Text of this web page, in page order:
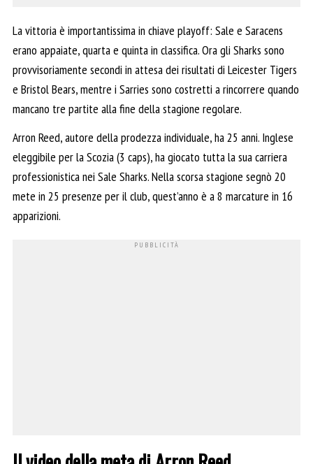
La vittoria è importantissima in chiave playoff: Sale e Saracens
erano appaiate, quarta e quinta in classifica. Ora gli Sharks sono
provvisoriamente secondi in attesa dei risultati di Leicester Tigers
e Bristol Bears, mentre i Sarries sono costretti a rincorrere quando
mancano tre partite alla fine della stagione regolare.
Arron Reed, autore della prodezza individuale, ha 25 anni. Inglese
eleggibile per la Scozia (3 caps), ha giocato tutta la sua carriera
professionistica nei Sale Sharks. Nella scorsa stagione segnò 20
mete in 25 presenze per il club, quest’anno è a 8 marcature in 16
apparizioni.